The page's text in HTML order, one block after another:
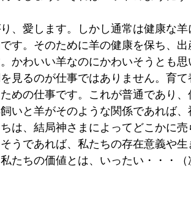
、愛します。しかし通常は健康な
す。そのために羊の健康を保ち、
かわいい羊なのにかわいそうとも
見るのが仕事ではありません。育
めの仕事です。これが普通であり
いと羊がそのような関係であれば
は、結局神さまによってどこかに
うであれば、私たちの存在意義や
たちの価値とは、いったい・・・（